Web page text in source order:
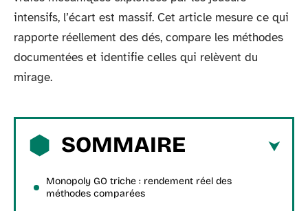
intensifs, l’écart est massif. Cet article mesure ce qui
rapporte réellement des dés, compare les méthodes
documentées et identifie celles qui relèvent du
mirage.
SOMMAIRE
Monopoly GO triche : rendement réel des
méthodes comparées